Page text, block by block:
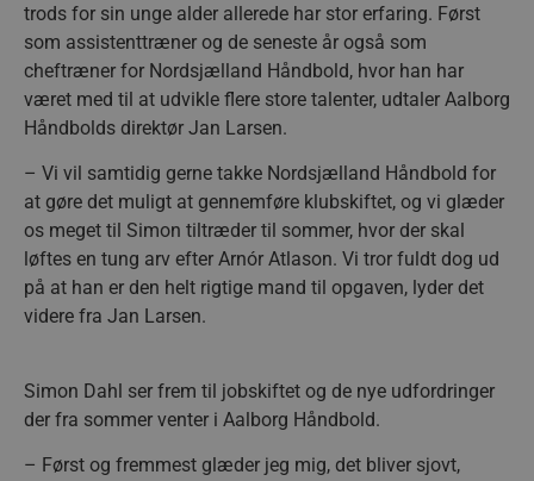
trods for sin unge alder allerede har stor erfaring. Først
som assistenttræner og de seneste år også som
cheftræner for Nordsjælland Håndbold, hvor han har
været med til at udvikle flere store talenter, udtaler Aalborg
Håndbolds direktør Jan Larsen.
– Vi vil samtidig gerne takke Nordsjælland Håndbold for
at gøre det muligt at gennemføre klubskiftet, og vi glæder
os meget til Simon tiltræder til sommer, hvor der skal
løftes en tung arv efter Arnór Atlason. Vi tror fuldt dog ud
på at han er den helt rigtige mand til opgaven, lyder det
videre fra Jan Larsen.
Simon Dahl ser frem til jobskiftet og de nye udfordringer
der fra sommer venter i Aalborg Håndbold.
– Først og fremmest glæder jeg mig, det bliver sjovt,